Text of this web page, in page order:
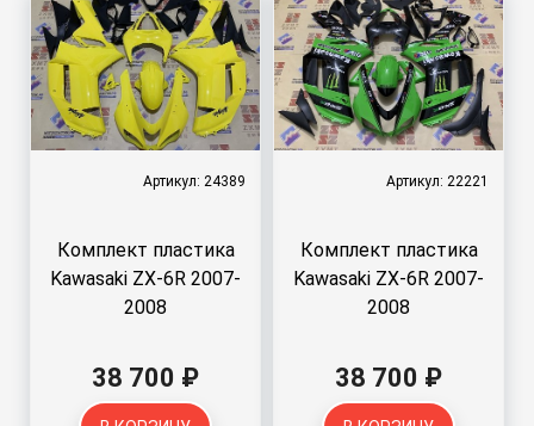
Артикул: 24389
Комплект пластика
Kawasaki ZX-6R 2007-
2008
38 700 ₽
Артикул: 22221
Комплект пластика
Kawasaki ZX-6R 2007-
2008
38 700 ₽